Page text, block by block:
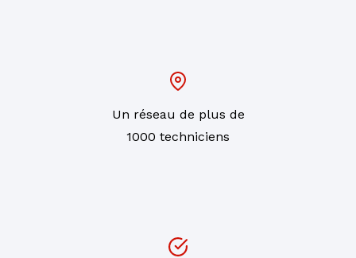
Un réseau de plus de
1000 techniciens